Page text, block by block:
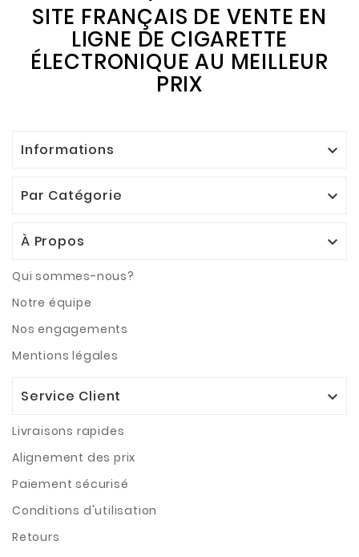
SITE FRANÇAIS DE VENTE EN
LIGNE DE CIGARETTE
ÉLECTRONIQUE AU MEILLEUR
PRIX
Informations 
Par Catégorie 
À Propos 
Qui sommes-nous?
Notre équipe
Nos engagements
Mentions légales
Service Client 
Livraisons rapides
Alignement des prix
Paiement sécurisé
Conditions d'utilisation
Retours